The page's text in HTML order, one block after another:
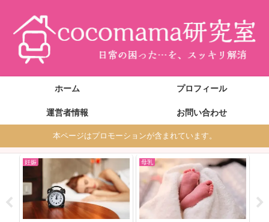
ホーム プロフィール
運営者情報 お問い合わせ
本ページはプロモーションが含まれています。
妊娠 母乳